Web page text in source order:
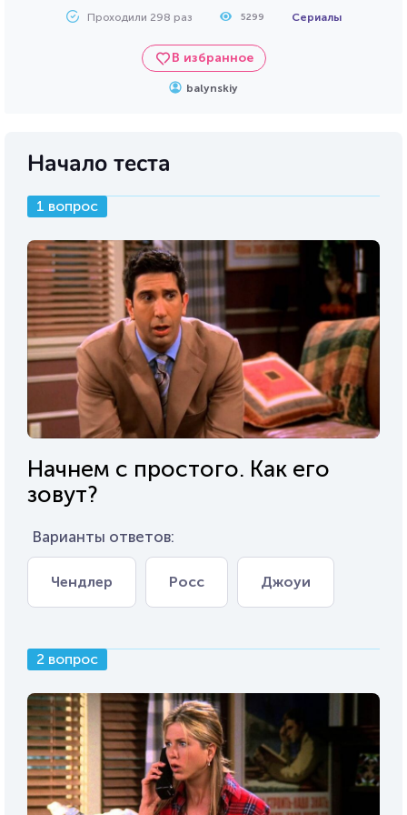
Проходили 298 раз 5299 Сериалы
В избранное
balynskiy
Начало теста
1 вопрос
Начнем с простого. Как его
зовут?
Варианты ответов:
Чендлер Росс Джоуи
2 вопрос